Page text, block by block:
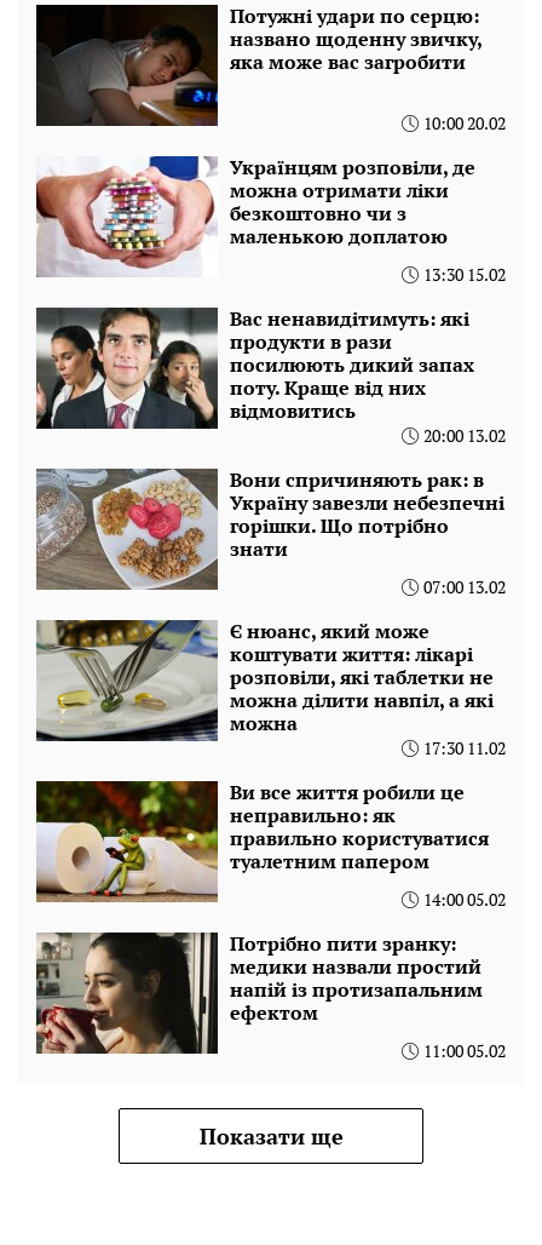
Потужні удари по серцю:
названо щоденну звичку,
яка може вас загробити
10:00 20.02
Українцям розповіли, де
можна отримати ліки
безкоштовно чи з
маленькою доплатою
13:30 15.02
Вас ненавидітимуть: які
продукти в рази
посилюють дикий запах
поту. Краще від них
відмовитись
20:00 13.02
Вони спричиняють рак: в
Україну завезли небезпечні
горішки. Що потрібно
знати
07:00 13.02
Є нюанс, який може
коштувати життя: лікарі
розповіли, які таблетки не
можна ділити навпіл, а які
можна
17:30 11.02
Ви все життя робили це
неправильно: як
правильно користуватися
туалетним папером
14:00 05.02
Потрібно пити зранку:
медики назвали простий
напій із протизапальним
ефектом
11:00 05.02
Показати ще